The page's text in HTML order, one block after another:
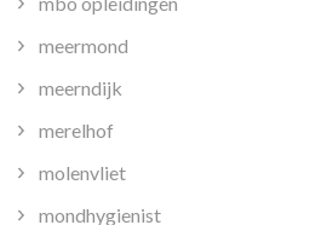
meermond
meerndijk
merelhof
molenvliet
mondhygienist